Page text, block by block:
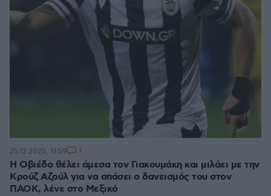
Η Οβιέδο θέλει άμεσα τον Γιακουμάκη και μιλάει με την
Κρούζ Αζούλ για να σπάσει ο δανεισμός του στον
ΠΑΟΚ, λένε στο Μεξικό
25.12.2025, 11:59 1